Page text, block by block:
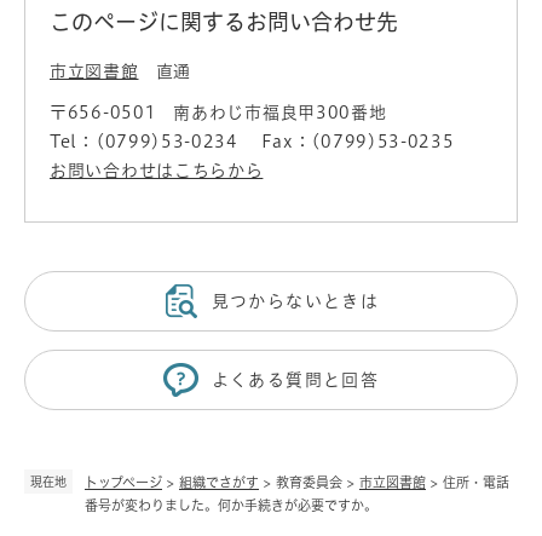
現在地 トップページ > 組織でさがす > 教育委員会 > 市立図書館 > 住所・電話
番号が変わりました。何か手続きが必要ですか。
このページに関するお問い合わせ先
市立図書館 直通
〒656-0501
南あわじ市福良甲300番地
Tel：(0799)53-0234
Fax：(0799)53-0235
お問い合わせはこちらから
見つからないときは
よくある質問と回答